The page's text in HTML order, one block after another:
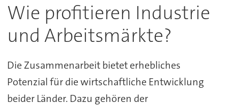
Wie profitieren Industrie
und Arbeitsmärkte?
Die Zusammenarbeit bietet erhebliches
Potenzial für die wirtschaftliche Entwicklung
beider Länder. Dazu gehören der